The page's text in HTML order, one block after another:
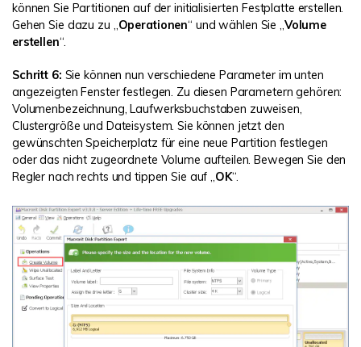
können Sie Partitionen auf der initialisierten Festplatte erstellen.
Gehen Sie dazu zu „Operationen“ und wählen Sie „Volume
erstellen“.
Schritt 6: Sie können nun verschiedene Parameter im unten
angezeigten Fenster festlegen. Zu diesen Parametern gehören:
Volumenbezeichnung, Laufwerksbuchstaben zuweisen,
Clustergröße und Dateisystem. Sie können jetzt den
gewünschten Speicherplatz für eine neue Partition festlegen
oder das nicht zugeordnete Volume aufteilen. Bewegen Sie den
Regler nach rechts und tippen Sie auf „ OK“.